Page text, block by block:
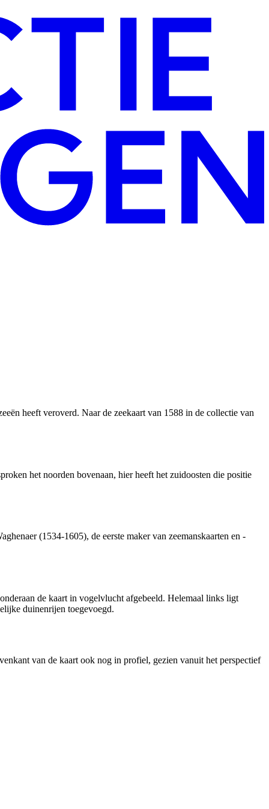
heeft veroverd. Naar de zeekaart van 1588 in de collectie van
het noorden bovenaan, hier heeft het zuidoosten die positie
(1534-1605), de eerste maker van zeemanskaarten en -
de kaart in vogelvlucht afgebeeld. Helemaal links ligt
duinenrijen toegevoegd.
van de kaart ook nog in profiel, gezien vanuit het perspectief